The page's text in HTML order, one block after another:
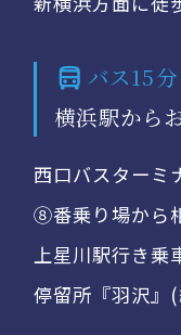
バス15分
横浜駅から
西口バスターミ
⑧番乗り場から
上星川駅行き乗
停留所『羽沢』